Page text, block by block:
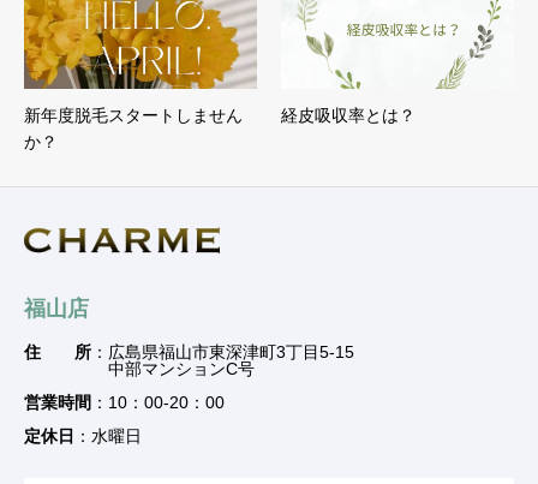
新年度脱毛スタートしません
か？
経皮吸収率とは？
福山店
住 所 ：広島県福山市東深津町3丁目5-15
中部マンションC号
営業時間 ：10：00-20：00
定休日 ：水曜日